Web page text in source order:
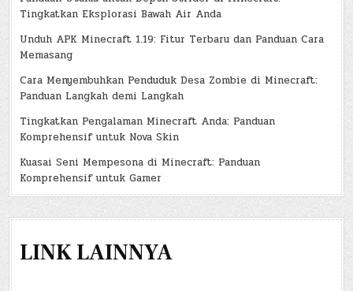
Tingkatkan Eksplorasi Bawah Air Anda
Unduh APK Minecraft 1.19: Fitur Terbaru dan Panduan Cara
Memasang
Cara Menyembuhkan Penduduk Desa Zombie di Minecraft:
Panduan Langkah demi Langkah
Tingkatkan Pengalaman Minecraft Anda: Panduan
Komprehensif untuk Nova Skin
Kuasai Seni Mempesona di Minecraft: Panduan
Komprehensif untuk Gamer
LINK LAINNYA